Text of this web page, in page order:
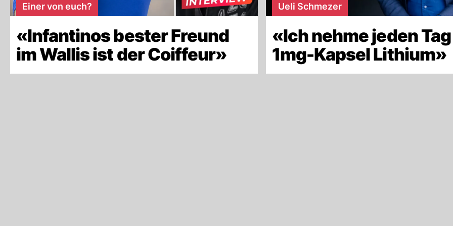
Einer von euch?
«Infantinos bester Freund
im Wallis ist der Coiffeur»
Ueli Schmezer
«Ich nehme jeden
1mg-Kapsel Lithium»